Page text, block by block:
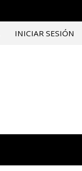
INICIAR SESIÓN